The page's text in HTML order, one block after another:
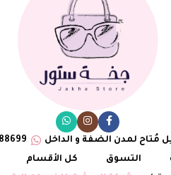
مُتاح لمدن الضفة و الداخل
التسوق كل الأقسام